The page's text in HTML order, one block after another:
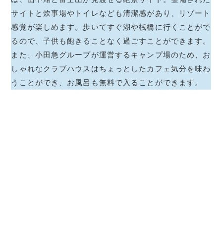
サイトと炊事場やトイレなども清潔感があり、リゾート
感覚が楽しめます。歩いてすぐ湖や桟橋に行くことがで
るので、子供も飽きることなく過ごすことができます。
また、小田急グループが運営するキャンプ場のため、お
しゃれなクラブハウスはちょっとしたカフェ気分を味わ
うことができ、お風呂も無料で入ることができます。